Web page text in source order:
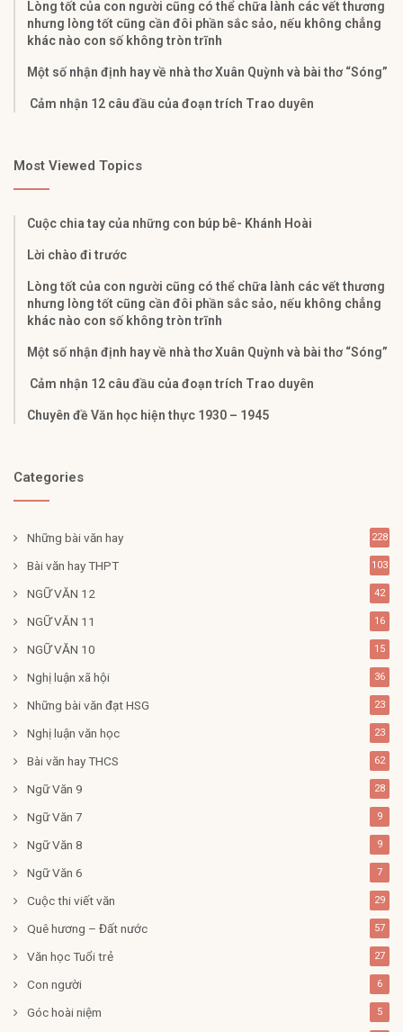
Lòng tốt của con người cũng có thể chữa lành các vết thương
nhưng lòng tốt cũng cần đôi phần sắc sảo, nếu không chẳng
khác nào con số không tròn trĩnh
Một số nhận định hay về nhà thơ Xuân Quỳnh và bài thơ “Sóng”
Cảm nhận 12 câu đầu của đoạn trích Trao duyên
Most Viewed Topics
Cuộc chia tay của những con búp bê- Khánh Hoài
Lời chào đi trước
Lòng tốt của con người cũng có thể chữa lành các vết thương
nhưng lòng tốt cũng cần đôi phần sắc sảo, nếu không chẳng
khác nào con số không tròn trĩnh
Một số nhận định hay về nhà thơ Xuân Quỳnh và bài thơ “Sóng”
Cảm nhận 12 câu đầu của đoạn trích Trao duyên
Chuyên đề Văn học hiện thực 1930 – 1945
Categories
Những bài văn hay 228
Bài văn hay THPT 103
NGỮ VĂN 12 42
NGỮ VĂN 11 16
NGỮ VĂN 10 15
Nghị luận xã hội 36
Những bài văn đạt HSG 23
Nghị luận văn học 23
Bài văn hay THCS 62
Ngữ Văn 9 28
Ngữ Văn 7 9
Ngữ Văn 8 9
Ngữ Văn 6 7
Cuộc thi viết văn 29
Quê hương – Đất nước 57
Văn học Tuổi trẻ 27
Con người 6
Góc hoài niệm 5